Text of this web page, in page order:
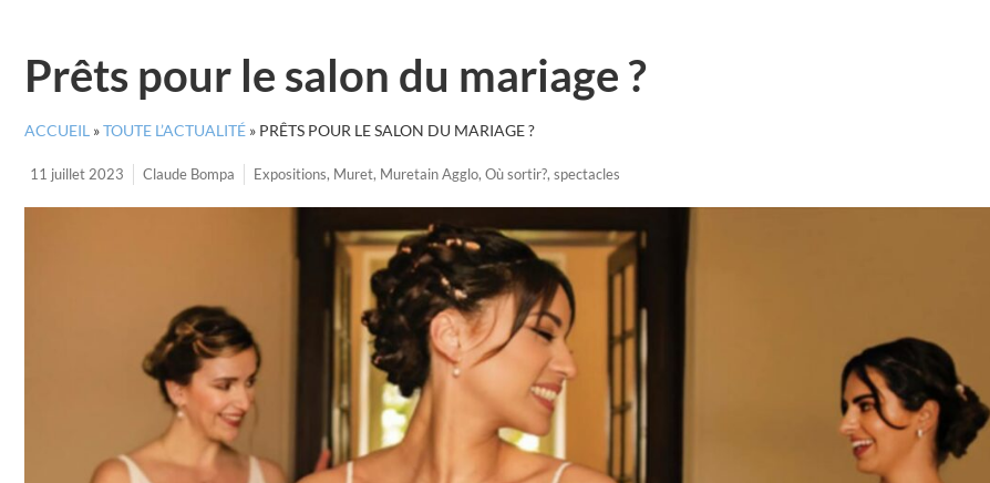
Prêts pour le salon du mariage ?
ACCUEIL »TOUTE L’ACTUALITÉ » PRÊTS POUR LE SALON DU MARIAGE ?
11 juillet 2023 Claude Bompa Expositions, Muret, Muretain Agglo, Où sortir?, spectacles